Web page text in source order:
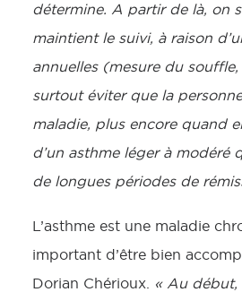
détermine. A partir de là, on
maintient le suivi, à raison
annuelles (mesure du
surtout éviter que la
maladie, plus encore quand
d’un asthme léger à modéré
de longues périodes de
L’asthme est une maladie
important d’être bien
Dorian Chérioux.
« Au